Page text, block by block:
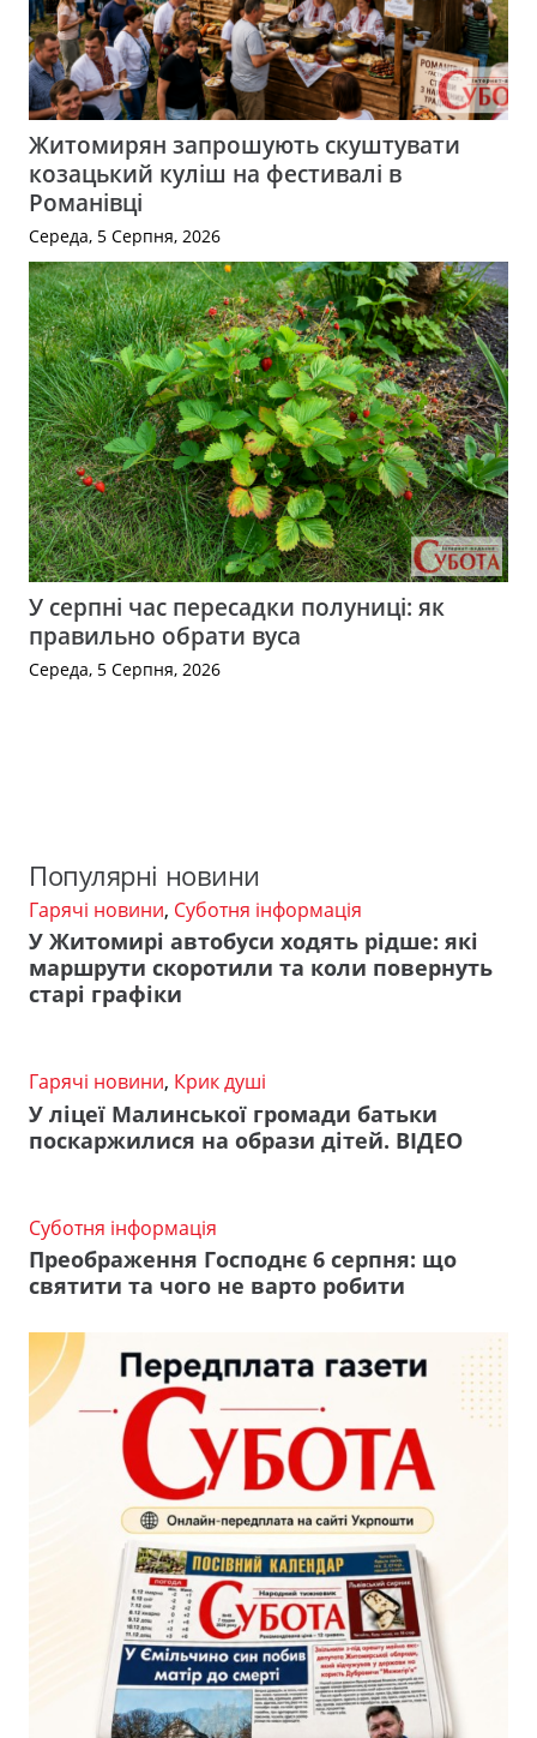
Житомирян запрошують скуштувати
козацький куліш на фестивалі в
Романівці
Середа, 5 Серпня, 2026
У серпні час пересадки полуниці: як
правильно обрати вуса
Середа, 5 Серпня, 2026
Популярні новини
Гарячі новини, Суботня інформація
У Житомирі автобуси ходять рідше: які
маршрути скоротили та коли повернуть
старі графіки
Гарячі новини, Крик душі
У ліцеї Малинської громади батьки
поскаржилися на образи дітей. ВІДЕО
Суботня інформація
Преображення Господнє 6 серпня: що
святити та чого не варто робити